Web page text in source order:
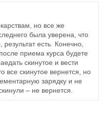
но все же
была уверена, что
результат есть. Конечно,
приема курса будете
скинутое и вести
все скинутое вернется, но
зарядку и не
– не вернется.